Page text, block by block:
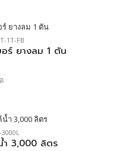
1T-FB
อร์ ยางลม 1 ตัน
ำ 3,000 ลิตร